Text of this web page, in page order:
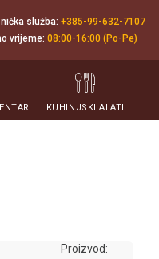
služba: +385-99-632-7107
vrijeme: 08:00-16:00 (Po-Pe)
KUHINJSKI ALATI
Proizvod: